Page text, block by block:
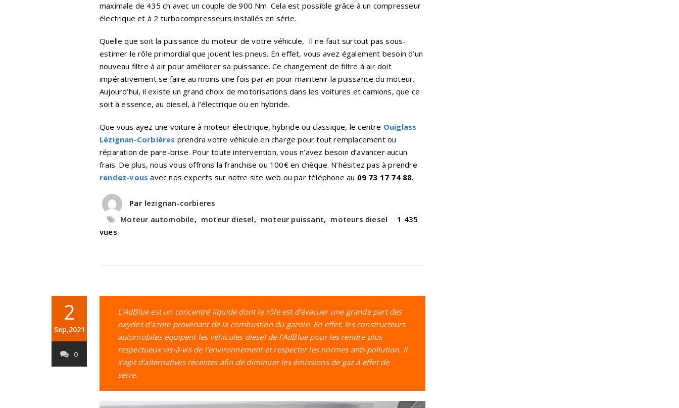
maximale de 435 ch avec un couple de 900 Nm. Cela est possible grâce à un compresseur
électrique et à 2 turbocompresseurs installés en série.
Quelle que soit la puissance du moteur de votre véhicule, Il ne faut surtout pas sous-
estimer le rôle primordial que jouent les pneus. En effet, vous avez également besoin d’un
nouveau filtre à air pour améliorer sa puissance. Ce changement de filtre à air doit
impérativement se faire au moins une fois par an pour maintenir la puissance du moteur.
Aujourd’hui, il existe un grand choix de motorisations dans les voitures et camions, que ce
soit à essence, au diesel, à l’électrique ou en hybride.
Que vous ayez une voiture à moteur électrique, hybride ou classique, le centre Ouiglass
Lézignan-Corbières prendra votre véhicule en charge pour tout remplacement ou
réparation de pare-brise. Pour toute intervention, vous n’avez besoin d’avancer aucun
frais. De plus, nous vous offrons la franchise ou 100€ en chèque. N’hésitez pas à prendre
rendez-vous avec nos experts sur notre site web ou par téléphone au 09 73 17 74 88.
Par lezignan-corbieres
Moteur automobile, moteur diesel, moteur puissant, moteurs diesel
1 435
vues
2
Sep,2021
0
L’AdBlue est un concentré liquide dont le rôle est d’évacuer une grande part des
oxydes d’azote provenant de la combustion du gazole. En effet, les constructeurs
automobiles équipent les véhicules diesel de l’AdBlue pour les rendre plus
respectueux vis-à-vis de l’environnement et respecter les normes anti-pollution. Il
s’agit d’alternatives récentes afin de diminuer les émissions de gaz à effet de
serre.